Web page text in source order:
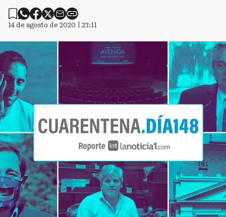
14 de agosto de 2020 | 23:11